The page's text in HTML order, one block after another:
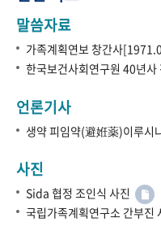
말씀자료
가족계획연보 창간사
한국보건사회연구원 40년사
언론기사
생약 피임약(避姙薬)이루
사진
Sida 협정 조인식 사진
국립가족계획연구소 간부진